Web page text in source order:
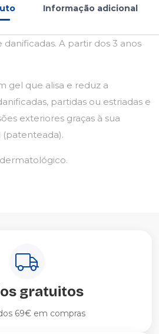
Informação adicional
danificadas. A partir dos 3 anos
gel que alisa e reduz a
partidas ou estriadas e
exteriores graças à sua
(patenteada).
gratuitos
69€ em compras